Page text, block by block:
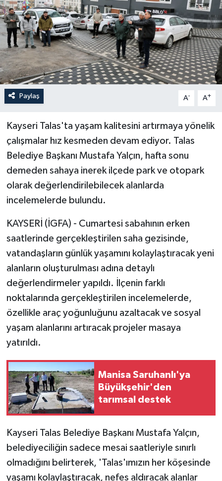
Paylaş A- A+
Kayseri Talas'ta yaşam kalitesini artırmaya yönelik
çalışmalar hız kesmeden devam ediyor. Talas
Belediye Başkanı Mustafa Yalçın, hafta sonu
demeden sahaya inerek ilçede park ve otopark
olarak değerlendirilebilecek alanlarda
incelemelerde bulundu.
KAYSERİ (İGFA) - Cumartesi sabahının erken
saatlerinde gerçekleştirilen saha gezisinde,
vatandaşların günlük yaşamını kolaylaştıracak yeni
alanların oluşturulması adına detaylı
değerlendirmeler yapıldı. İlçenin farklı
noktalarında gerçekleştirilen incelemelerde,
özellikle araç yoğunluğunu azaltacak ve sosyal
yaşam alanlarını artıracak projeler masaya
yatırıldı.
Manisa Saruhanlı'ya
Büyükşehir'den
tarımsal destek
Kayseri Talas Belediye Başkanı Mustafa Yalçın,
belediyeciliğin sadece mesai saatleriyle sınırlı
olmadığını belirterek, 'Talas'ımızın her köşesinde
yaşamı kolaylaştıracak, nefes aldıracak alanlar